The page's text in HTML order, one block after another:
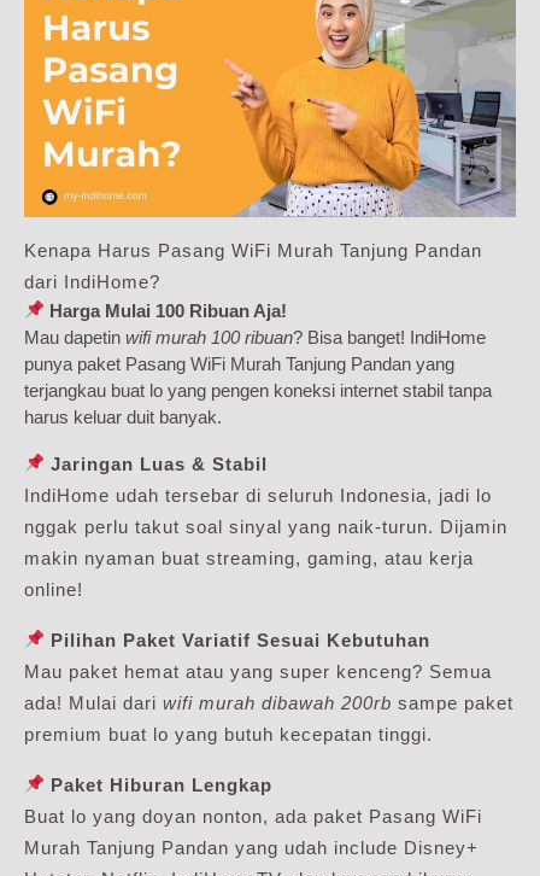
Kenapa Harus Pasang WiFi Murah Tanjung Pandan
dari IndiHome?
Harga Mulai 100 Ribuan Aja!
Mau dapetin wifi murah 100 ribuan? Bisa banget! IndiHome
punya paket Pasang WiFi Murah Tanjung Pandan yang
terjangkau buat lo yang pengen koneksi internet stabil tanpa
harus keluar duit banyak.
Jaringan Luas & Stabil
IndiHome udah tersebar di seluruh Indonesia, jadi lo
nggak perlu takut soal sinyal yang naik-turun. Dijamin
makin nyaman buat streaming, gaming, atau kerja
online!
Pilihan Paket Variatif Sesuai Kebutuhan
Mau paket hemat atau yang super kenceng? Semua
ada! Mulai dari wifi murah dibawah 200rb sampe paket
premium buat lo yang butuh kecepatan tinggi.
Paket Hiburan Lengkap
Buat lo yang doyan nonton, ada paket Pasang WiFi
Murah Tanjung Pandan yang udah include Disney+